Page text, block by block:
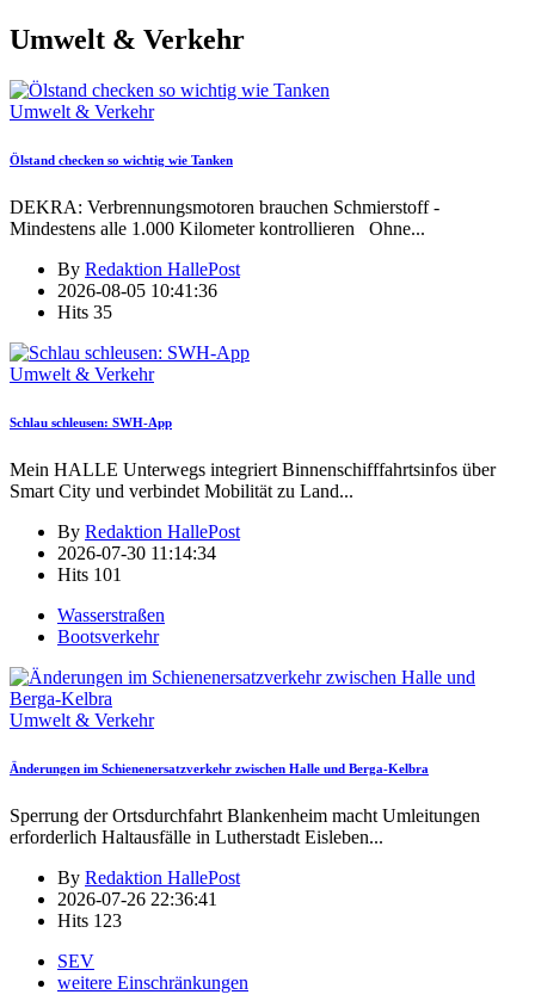
Umwelt & Verkehr
Umwelt & Verkehr
Ölstand checken so wichtig wie Tanken
DEKRA: Verbrennungsmotoren brauchen Schmierstoff -
Mindestens alle 1.000 Kilometer kontrollieren Ohne...
By Redaktion HallePost
2026-08-05 10:41:36
Hits 35
Umwelt & Verkehr
Schlau schleusen: SWH-App
Mein HALLE Unterwegs integriert Binnenschifffahrtsinfos über
Smart City und verbindet Mobilität zu Land...
By Redaktion HallePost
2026-07-30 11:14:34
Hits 101
Wasserstraßen
Bootsverkehr
Umwelt & Verkehr
Änderungen im Schienenersatzverkehr zwischen Halle und Berga-Kelbra
Sperrung der Ortsdurchfahrt Blankenheim macht Umleitungen
erforderlich Haltausfälle in Lutherstadt Eisleben...
By Redaktion HallePost
2026-07-26 22:36:41
Hits 123
SEV
weitere Einschränkungen